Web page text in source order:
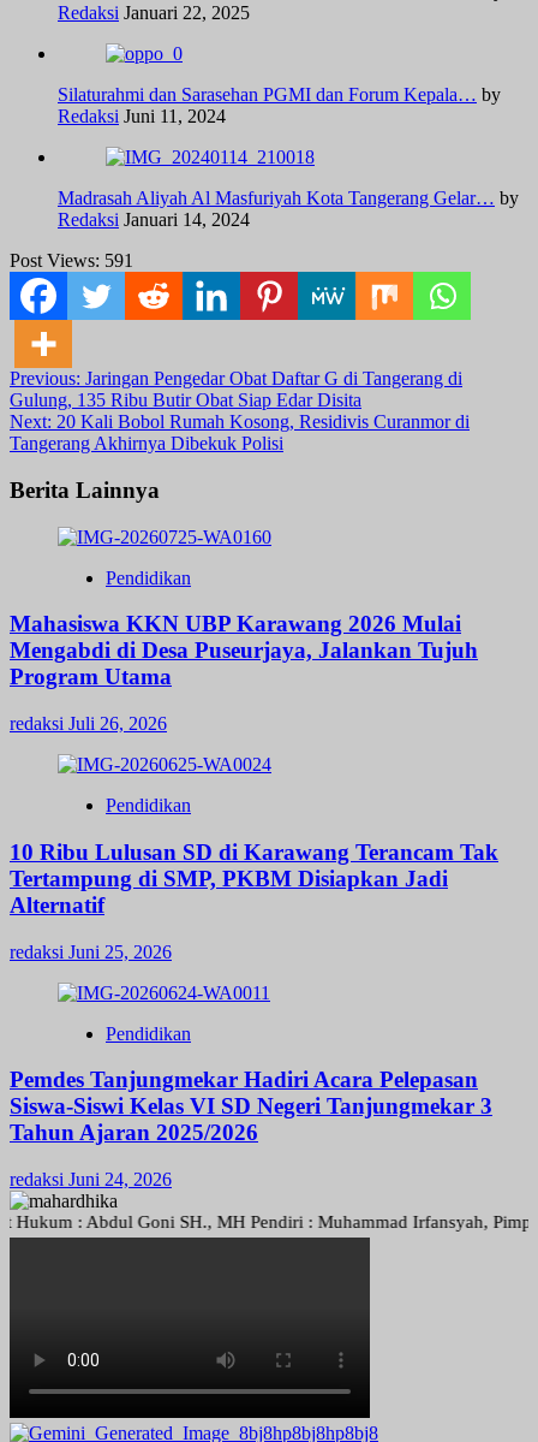
Redaksi Januari 22, 2025
Silaturahmi dan Sarasehan PGMI dan Forum Kepala… by
Redaksi Juni 11, 2024
Madrasah Aliyah Al Masfuriyah Kota Tangerang Gelar… by
Redaksi Januari 14, 2024
Post Views: 591
Post
navigation
Previous: Jaringan Pengedar Obat Daftar G di Tangerang di
Gulung, 135 Ribu Butir Obat Siap Edar Disita
Next: 20 Kali Bobol Rumah Kosong, Residivis Curanmor di
Tangerang Akhirnya Dibekuk Polisi
Berita Lainnya
Pendidikan
Mahasiswa KKN UBP Karawang 2026 Mulai
Mengabdi di Desa Puseurjaya, Jalankan Tujuh
Program Utama
redaksi Juli 26, 2026
Pendidikan
10 Ribu Lulusan SD di Karawang Terancam Tak
Tertampung di SMP, PKBM Disiapkan Jadi
Alternatif
redaksi Juni 25, 2026
Pendidikan
Pemdes Tanjungmekar Hadiri Acara Pelepasan
Siswa-Siswi Kelas VI SD Negeri Tanjungmekar 3
Tahun Ajaran 2025/2026
redaksi Juni 24, 2026
: Abdul Goni SH., MH Pendiri : Muhammad Irfansyah,